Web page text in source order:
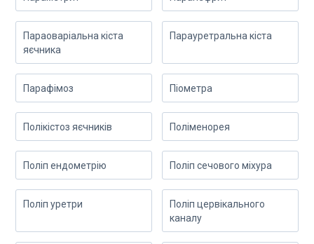
Параоваріальна кіста
яєчника
Парауретральна кіста
Парафімоз Піометра
Полікістоз яєчників Поліменорея
Поліп ендометрію Поліп сечового міхура
Поліп уретри
Поліп цервікального
каналу